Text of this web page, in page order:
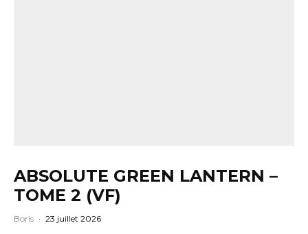
ABSOLUTE GREEN LANTERN –
TOME 2 (VF)
Boris · 23 juillet 2026